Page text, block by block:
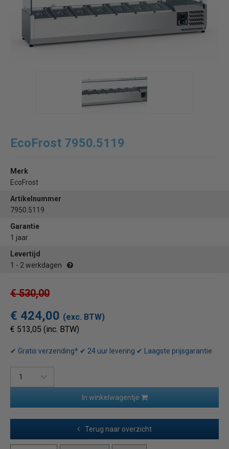
EcoFrost 7950.5119
Merk
EcoFrost
Artikelnummer
7950.5119
Garantie
1 jaar
Levertijd
1 - 2 werkdagen
€ 530,00
€ 424,00 (exc. BTW)
€ 513,05 (inc. BTW)
✔ Gratis verzending* ✔ 24 uur levering ✔ Laagste prijsgarantie
In winkelwagentje
Terug naar overzicht